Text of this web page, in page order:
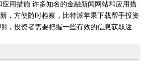
用措施 许多知名的金融新闻网站和应用措
，方便随时检察，比特派苹果下载帮手投资
，投资者需要把握一些有效的信息获取途